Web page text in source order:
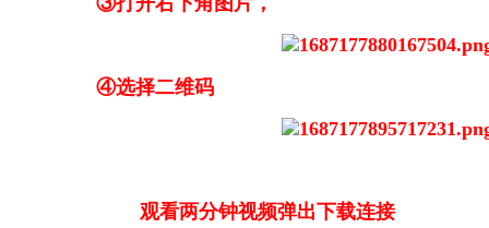
④选择二维码
观看两分钟视频弹出下载连接